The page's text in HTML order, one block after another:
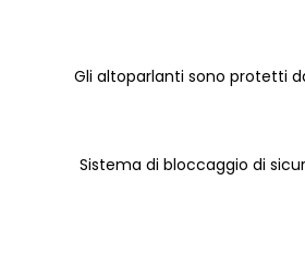
Gli altoparlanti sono protetti
Sistema di bloccaggio di